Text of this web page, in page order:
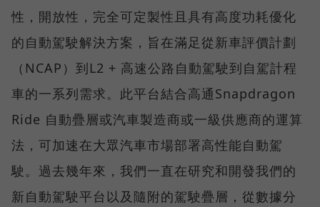
性，開放性，完全可定製性且具有高度功耗優化
的自動駕駛解決方案，旨在滿足從新車評價計劃
（NCAP）到L2 + 高速公路自動駕駛到自駕計程
車的一系列需求。此平台結合高通Snapdragon
Ride 自動疊層或汽車製造商或一級供應商的運算
法，可加速在大眾汽車市場部署高性能自動駕
駛。過去幾年來，我們一直在研究和開發我們的
新自動駕駛平台以及隨附的駕駛疊層，從數據分